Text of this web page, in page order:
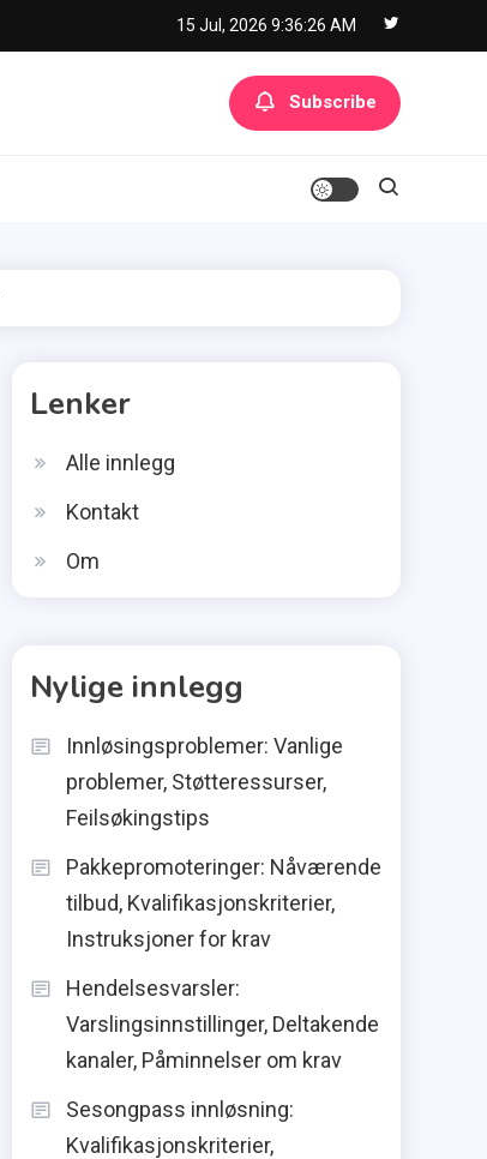
15 Jul, 2026 9:36:27 AM
Subscribe
Lenker
Alle innlegg
Kontakt
Om
Nylige innlegg
Innløsingsproblemer: Vanlige
problemer, Støtteressurser,
Feilsøkingstips
Pakkepromoteringer: Nåværende
tilbud, Kvalifikasjonskriterier,
Instruksjoner for krav
Hendelsesvarsler:
Varslingsinnstillinger, Deltakende
kanaler, Påminnelser om krav
Sesongpass innløsning:
Kvalifikasjonskriterier,